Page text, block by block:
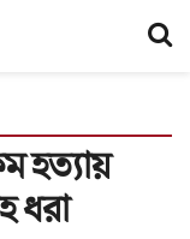
হত্যায়
ধরা